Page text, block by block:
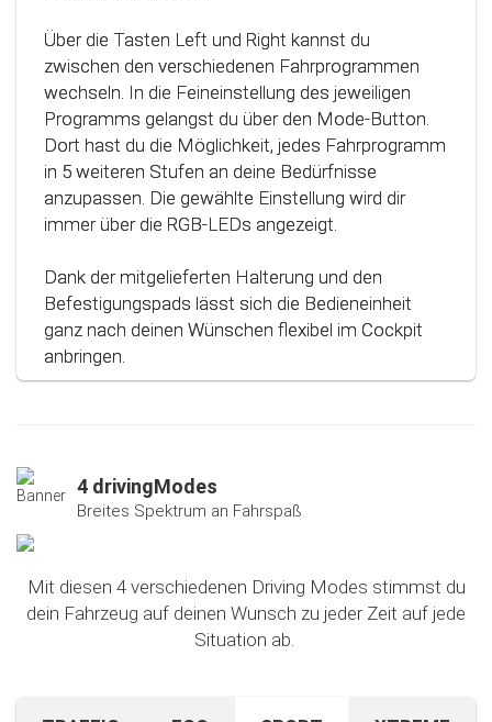
Über die Tasten Left und Right kannst du
zwischen den verschiedenen Fahrprogrammen
wechseln. In die Feineinstellung des jeweiligen
Programms gelangst du über den Mode-Button.
Dort hast du die Möglichkeit, jedes Fahrprogramm
in 5 weiteren Stufen an deine Bedürfnisse
anzupassen. Die gewählte Einstellung wird dir
immer über die RGB-LEDs angezeigt.
Dank der mitgelieferten Halterung und den
Befestigungspads lässt sich die Bedieneinheit
ganz nach deinen Wünschen flexibel im Cockpit
anbringen.
Technologie werden alle Potenziale deines
Fahrzeuges erkannt und können optimal genutzt
werden.
4 drivingModes
Breites Spektrum an Fahrspaß
Mit diesen 4 verschiedenen Driving Modes stimmst du
dein Fahrzeug auf deinen Wunsch zu jeder Zeit auf jede
Situation ab.